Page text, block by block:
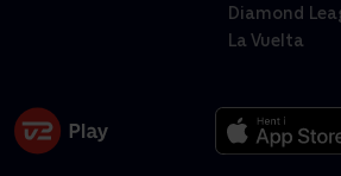
Diamond
La Vuelta